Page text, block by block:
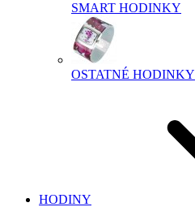
SMART HODINKY
OSTATNÉ HODINKY
HODINY